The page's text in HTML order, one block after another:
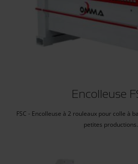
Encolleuse
FSC - Encolleuse à 2 rouleaux pour colle à
petites productions.